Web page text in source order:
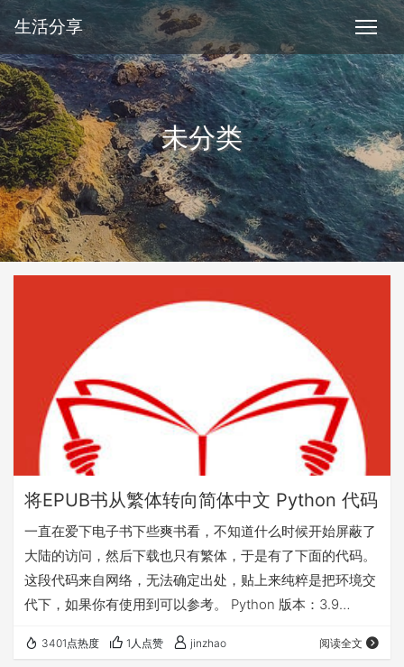
生活分享
未分类
将EPUB书从繁体转向简体中文 Python 代码
一直在爱下电子书下些爽书看，不知道什么时候开始屏蔽了
大陆的访问，然后下载也只有繁体，于是有了下面的代码。
这段代码来自网络，无法确定出处，贴上来纯粹是把环境交
代下，如果你有使用到可以参考。 Python 版本：3.9
reimplemented==0.1.4 # Copyright 2022 ljmold.cn All
3401点热度 1人点赞 jinzhao 阅读全文